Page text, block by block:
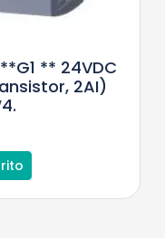
** 24VDC
2AI)